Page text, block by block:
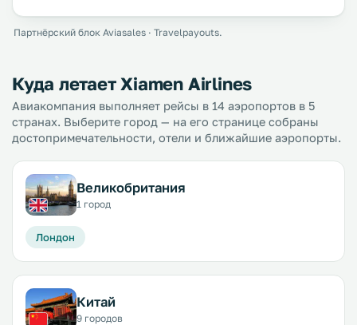
Партнёрский блок Aviasales · Travelpayouts.
Куда летает Xiamen Airlines
Авиакомпания выполняет рейсы в 14 аэропортов в 5
странах. Выберите город — на его странице собраны
достопримечательности, отели и ближайшие аэропорты.
Великобритания
1 город
Лондон
Китай
9 городов